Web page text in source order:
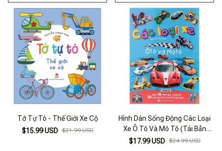
Tớ Tự Tô - Thế Giới Xe Cộ
$15.99 USD $21.99 USD
Hình Dán Sống Động Các Loại
Xe Ô Tô Và Mô Tô (Tái Bản
2023)
$17.99 USD $24.99 USD